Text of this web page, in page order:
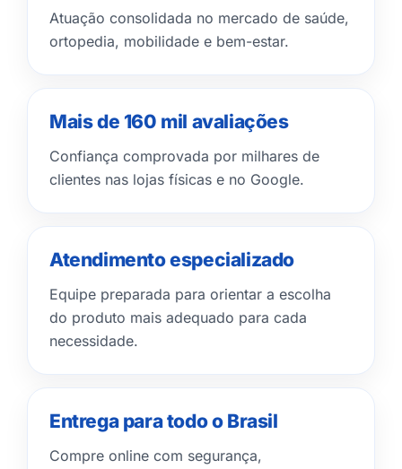
Atuação consolidada no mercado de saúde,
ortopedia, mobilidade e bem-estar.
Mais de 160 mil avaliações
Confiança comprovada por milhares de
clientes nas lojas físicas e no Google.
Atendimento especializado
Equipe preparada para orientar a escolha
do produto mais adequado para cada
necessidade.
Entrega para todo o Brasil
Compre online com segurança,